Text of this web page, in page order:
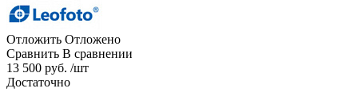
Отложить Отложено
Сравнить В сравнении
13 500 руб. /шт
Достаточно